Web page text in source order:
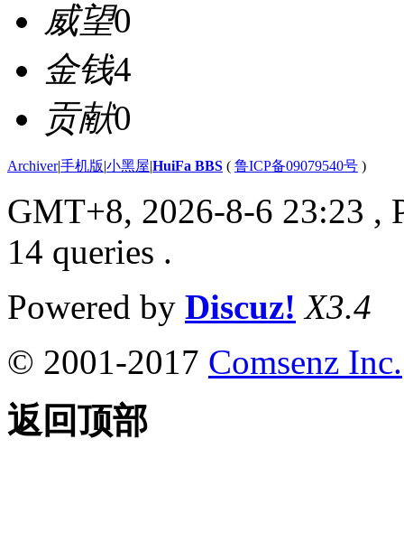
威望0
金钱4
贡献0
Archiver|手机版|小黑屋|HuiFa BBS ( 鲁ICP备09079540号 )
GMT+8, 2026-8-6 23:23 ,
14 queries .
Powered by Discuz! X3.4
© 2001-2017 Comsenz Inc.
返回顶部